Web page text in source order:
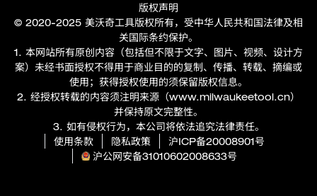
版权声明
© 2020-2025 美沃奇工具版权所有，受中华人民共和国法律及相
关国际条约保护。
1. 本网站所有原创内容（包括但不限于文字、图片、视频、设计方
案）未经书面授权不得用于商业目的的复制、传播、转载、摘编或
使用；获得授权使用的须保留版权信息。
2. 经授权转载的内容须注明来源（www.milwaukeetool.cn）
并保持原文完整性。
3. 如有侵权行为，本公司将依法追究法律责任。
使用条款
隐私政策
沪ICP备20008901号
沪公网安备31010602008633号